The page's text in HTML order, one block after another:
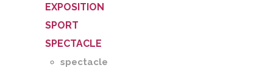
EXPOSITION
SPORT
SPECTACLE
spectacle